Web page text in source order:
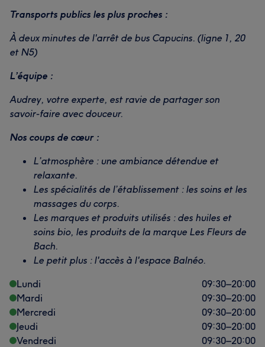
Transports publics les plus proches :
À deux minutes de l'arrêt de bus Capucins. (ligne 1, 20
et N5)
L’équipe :
Audrey, votre experte, est ravie de partager son
savoir-faire avec douceur.
Nos coups de cœur :
L’atmosphère : une ambiance détendue et
relaxante.
Les spécialités de l’établissement : les soins et les
massages du corps.
Les marques et produits utilisés : des huiles et
soins bio, les produits de la marque Les Fleurs de
Bach.
Le petit plus : l'accès à l'espace Balnéo.
Lundi
09:30–20:00
Mardi
09:30–20:00
Mercredi
09:30–20:00
Jeudi
09:30–20:00
Vendredi
09:30–20:00